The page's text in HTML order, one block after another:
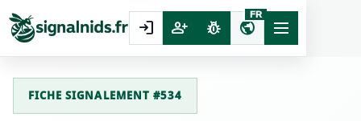
login person_add pest_control public
FR
FICHE SIGNALEMENT #534